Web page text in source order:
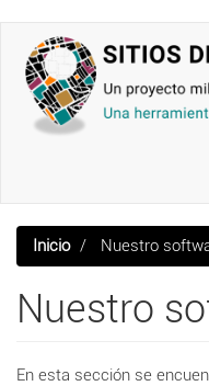
contenido
principal
Inicio Nuestro
Nuestro
En esta sección se